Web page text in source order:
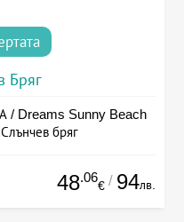
Бряг
/ Dreams Sunny Beach
бряг
48.06
€ / 94лв.